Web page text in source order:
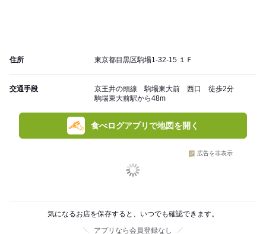
住所 東京都目黒区駒場1-32-15 １Ｆ
交通手段
京王井の頭線 駒場東大前 西口 徒歩2分
駒場東大前駅から48m
食べログアプリで地図を開く
広告を非表示
気になるお店を保存すると、いつでも確認できます。
アプリなら会員登録なし